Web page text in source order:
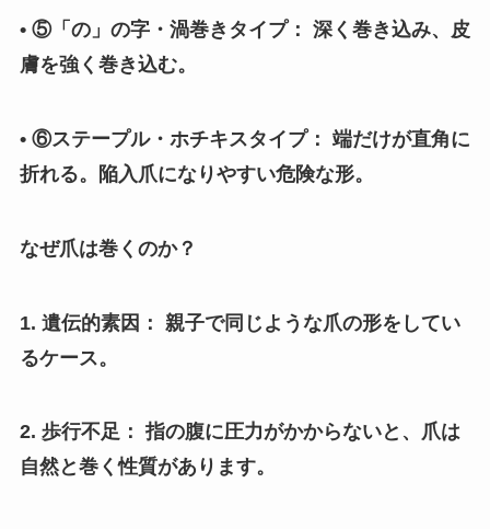
• ⑤「の」の字・渦巻きタイプ： 深く巻き込み、皮
膚を強く巻き込む。
• ⑥ステープル・ホチキスタイプ： 端だけが直角に
折れる。陥入爪になりやすい危険な形。
なぜ爪は巻くのか？
1. 遺伝的素因： 親子で同じような爪の形をしてい
るケース。
2. 歩行不足： 指の腹に圧力がかからないと、爪は
自然と巻く性質があります。